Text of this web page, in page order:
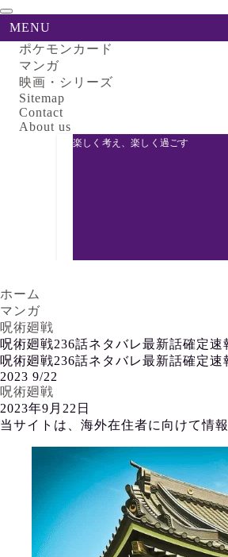
MENU
ポケモンカード
マンガ
映画・シリーズ
Sitemap
Contact
About us
楽しく考え、楽しく過ごす
ホーム
マンガ
呪術廻戦
呪術廻戦236話ネタバレ最新話確定
呪術廻戦236話ネタバレ最新話確定
2023 9/22
呪術廻戦
2023年9月22日
当サイトは、海外在住者に向けて情